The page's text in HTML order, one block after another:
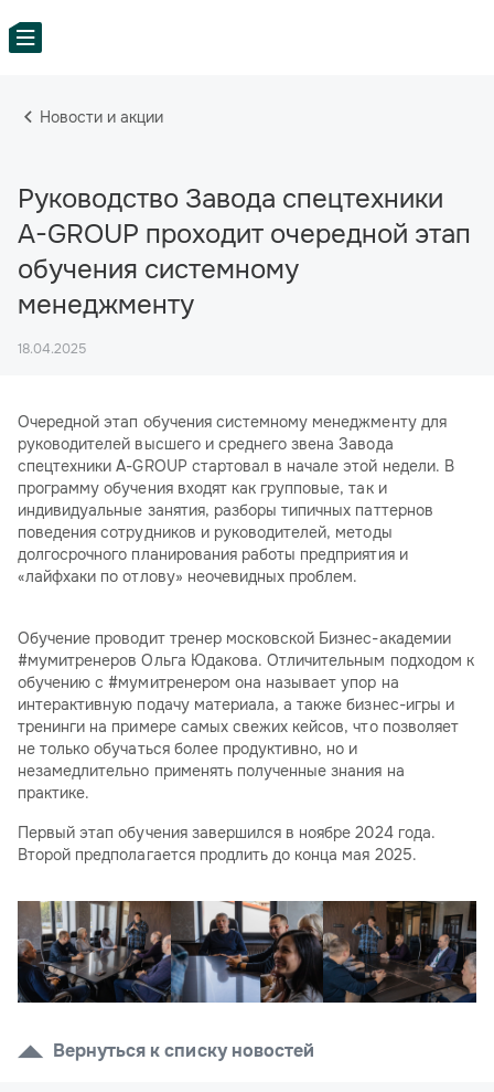
Новости и акции
Руководство Завода спецтехники
A-GROUP проходит очередной этап
обучения системному
менеджменту
18.04.2025
Очередной этап обучения системному менеджменту для
руководителей высшего и среднего звена Завода
спецтехники A-GROUP стартовал в начале этой недели. В
программу обучения входят как групповые, так и
индивидуальные занятия, разборы типичных паттернов
поведения сотрудников и руководителей, методы
долгосрочного планирования работы предприятия и
«лайфхаки по отлову» неочевидных проблем.
Обучение проводит тренер московской Бизнес-академии
#мумитренеров Ольга Юдакова. Отличительным подходом к
обучению с #мумитренером она называет упор на
интерактивную подачу материала, а также бизнес-игры и
тренинги на примере самых свежих кейсов, что позволяет
не только обучаться более продуктивно, но и
незамедлительно применять полученные знания на
практике.
Первый этап обучения завершился в ноябре 2024 года.
Второй предполагается продлить до конца мая 2025.
Вернуться к списку новостей